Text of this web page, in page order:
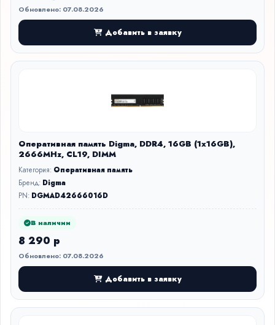
Обновлено: 07.08.2026
Добавить в заявку
Оперативная память Digma, DDR4, 16GB (1x16GB),
2666MHz, CL19, DIMM
Категория: Оперативная память
Бренд: Digma
PN: DGMAD42666016D
В наличии
8 290 р
Обновлено: 07.08.2026
Добавить в заявку